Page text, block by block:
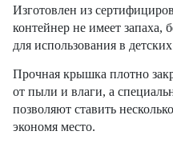
Изготовлен из
контейнер не имеет запаха,
для использования в
Прочная крышка плотно
от пыли и влаги, а
позволяют ставить
экономя место.